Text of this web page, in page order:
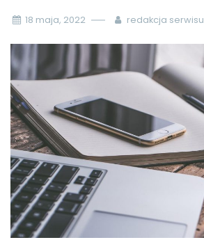
18 maja, 2022 redakcja serwisu